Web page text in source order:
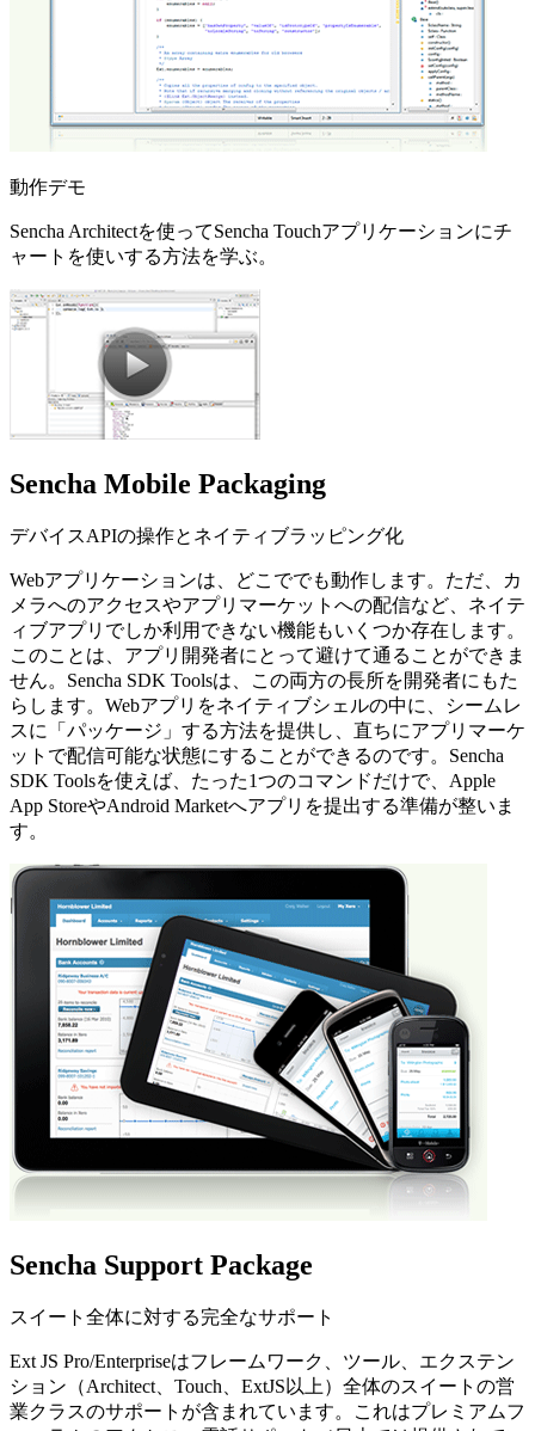
動作デモ
Sencha Architectを使ってSencha Touchアプリケーションにチ
ャートを使いする方法を学ぶ。
Sencha Mobile Packaging
デバイスAPIの操作とネイティブラッピング化
Webアプリケーションは、どこででも動作します。ただ、カ
メラへのアクセスやアプリマーケットへの配信など、ネイテ
ィブアプリでしか利用できない機能もいくつか存在します。
このことは、アプリ開発者にとって避けて通ることができま
せん。Sencha SDK Toolsは、この両方の長所を開発者にもた
らします。Webアプリをネイティブシェルの中に、シームレ
スに「パッケージ」する方法を提供し、直ちにアプリマーケ
ットで配信可能な状態にすることができるのです。Sencha
SDK Toolsを使えば、たった1つのコマンドだけで、Apple
App StoreやAndroid Marketへアプリを提出する準備が整いま
す。
Sencha Support Package
スイート全体に対する完全なサポート
Ext JS Pro/Enterpriseはフレームワーク、ツール、エクステン
ション（Architect、Touch、ExtJS以上）全体のスイートの営
業クラスのサポートが含まれています。これはプレミアムフ